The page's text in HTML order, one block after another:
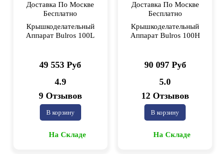
Доставка По Москве
Бесплатно
Крышкоделательный
Аппарат Bulros 100L
49 553 Руб
4.9
9 Отзывов
В корзину
На Складе
Доставка По Москве
Бесплатно
Крышкоделательный
Аппарат Bulros 100H
90 097 Руб
5.0
12 Отзывов
В корзину
На Складе